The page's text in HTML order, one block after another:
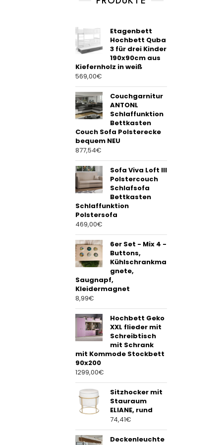
Etagenbett
Hochbett Quba
3 für drei Kinder
190x90cm aus
Kiefernholz in weiß
569,00€
Couchgarnitur
ANTONL
Schlaffunktion
Bettkasten
Couch Sofa Polsterecke
bequem NEU
877,54€
Sofa Viva Loft III
Polstercouch
Schlafsofa
Bettkasten
Schlaffunktion
Polstersofa
469,00€
6er Set - Mix 4 -
Buttons,
Kühlschrankma
gnete,
Saugnapf,
Kleidermagnet
8,99€
Hochbett Geko
XXL flieder mit
Schreibtisch
mit Schrank
mit Kommode Stockbett
90x200
1299,00€
Sitzhocker mit
Stauraum
ELIANE, rund
74,41€
Deckenleuchte